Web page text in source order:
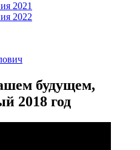
2021
2022
будущем,
2018 год